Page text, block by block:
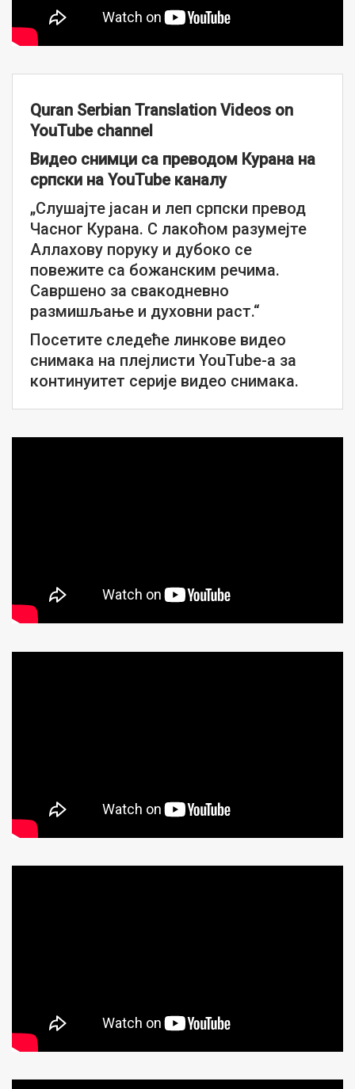
Quran Serbian Translation Videos on
YouTube channel
Видео снимци са преводом Курана на
српски на YouTube каналу
„Слушајте јасан и леп српски превод
Часног Курана. С лакоћом разумејте
Аллахову поруку и дубоко се
повежите са божанским речима.
Савршено за свакодневно
размишљање и духовни раст.“
Посетите следеће линкове видео
снимака на плејлисти YouTube-а за
континуитет серије видео снимака.